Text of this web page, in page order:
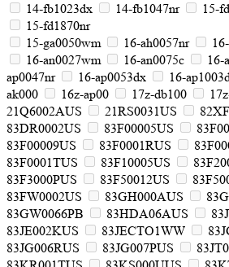
14-fb1023dx 14-fb1047nr 15-
15-fd1870nr
15-ga0050wm
16-ah0057nr
16-an0027wm
16-an0075c 16-
ap0047nr
16-ap0053dx 16-
ak000
16z-ap00 17z-db100
21Q6002AUS
21RS0031US
83DR0002US
83F00005US
83F00009US
83F0001RUS
83F0001TUS
83F10005US
83F3000PUS
83F50012US
83FW0002US
83GH000AUS
83GW0066PB
83HDA06AUS
83JE002KUS
83JECTO1WW
83JG006RUS
83JG007PUS